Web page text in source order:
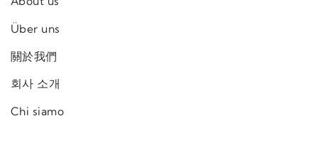
Über uns
關於我們
회사 소개
Chi siamo